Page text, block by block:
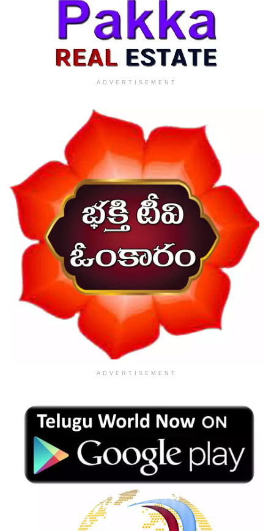
ADVERTISEMENT
ADVERTISEMENT